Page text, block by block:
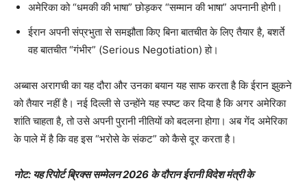
अमेरिका को “धमकी की भाषा” छोड़कर “सम्मान की भाषा” अपनानी होगी।
ईरान अपनी संप्रभुता से समझौता किए बिना बातचीत के लिए तैयार है, बशर्ते
वह बातचीत “गंभीर” (Serious Negotiation) हो।
अब्बास अरागची का यह दौरा और उनका बयान यह साफ करता है कि ईरान झुकने
को तैयार नहीं है। नई दिल्ली से उन्होंने यह स्पष्ट कर दिया है कि अगर अमेरिका
शांति चाहता है, तो उसे अपनी पुरानी नीतियों को बदलना होगा। अब गेंद अमेरिका
के पाले में है कि वह इस “भरोसे के संकट” को कैसे दूर करता है।
नोट: यह रिपोर्ट ब्रिक्स सम्मेलन 2026 के दौरान ईरानी विदेश मंत्री के